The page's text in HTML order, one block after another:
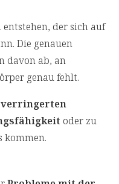
der sich auf
Die genauen
davon ab, an
genau fehlt.
verringerten
oder zu
kommen.